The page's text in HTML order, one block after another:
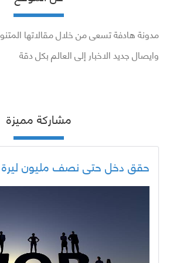
مدونة هادفة تسعى من خلال مقالاتها
وايصال جديد الاخبار إلى العالم بكل دقة
مشاركة مميزة
حقق دخل حتى نصف مليون ليرة